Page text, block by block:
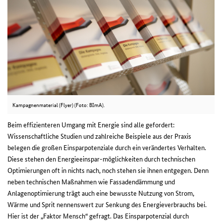
Kampagnenmaterial (Flyer) (Foto: BImA).
Beim effizienteren Umgang mit Energie sind alle gefordert:
Wissenschaftliche Studien und zahlreiche Beispiele aus der Praxis
belegen die großen Einsparpotenziale durch ein verändertes Verhalten.
Diese stehen den Energieeinspar-möglichkeiten durch technischen
Optimierungen oft in nichts nach, noch stehen sie ihnen entgegen. Denn
neben technischen Maßnahmen wie Fassadendämmung und
Anlagenoptimierung trägt auch eine bewusste Nutzung von Strom,
Wärme und Sprit nennenswert zur Senkung des Energieverbrauchs bei.
Hier ist der „Faktor Mensch“ gefragt. Das Einsparpotenzial durch